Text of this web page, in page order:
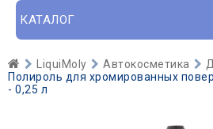
КАТАЛОГ
LiquiMoly Автокосметика
Полироль для хромированных
- 0,25 л